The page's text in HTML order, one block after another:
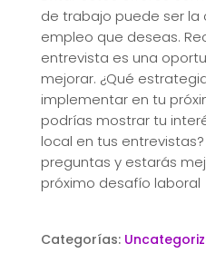
de trabajo puede ser la
empleo que deseas.
entrevista es una
mejorar. ¿Qué
implementar en tu
podrías mostrar tu
local en tus
preguntas y estarás
próximo desafío laboral
Categorías: